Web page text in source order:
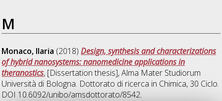
M
Monaco, Ilaria (2018)Design, synthesis and characterizations
of hybrid nanosystems: nanomedicine applications in
theranostics, [Dissertation thesis], Alma Mater Studiorum
Università di Bologna. Dottorato di ricerca in Chimica, 30 Ciclo.
DOI 10.6092/unibo/amsdottorato/8542.